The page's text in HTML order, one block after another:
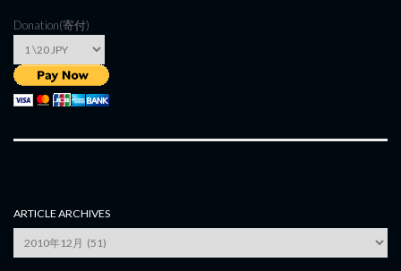
Donation(寄付)
ARTICLE ARCHIVES
Article
Archives